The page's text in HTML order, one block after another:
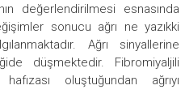
değerlendirilmesi esnasında
sonucu ağrı ne yazıkki
Ağrı sinyallerine
düşmektedir. Fibromiyaljili
oluştuğundan ağrıyı